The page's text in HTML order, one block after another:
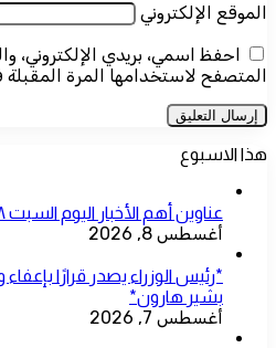
الموقع الإلكتروني
احفظ اسمي، بريدي الإلكتروني،
المتصفح لاستخدامها المرة
هذا الاسبوع
عناوين أهم الأخبار اليوم السبت ٨ اغسطس ٢٠٢٦م
أغسطس 8, 2026
*رئيس الوزراء يصدر قرارًا
بشير هارون*
أغسطس 7, 2026